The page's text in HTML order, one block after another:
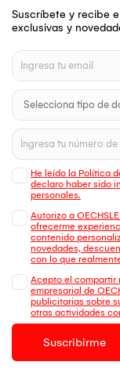
Suscríbete y recibe
exclusivas y
He leído la Política
declaro haber sido
personales.
Autorizo a
ofrecerme
contenido
novedades,
con lo que
Acepto el compartir
empresarial de
publicitarias sobre
otras actividades
Suscribirme